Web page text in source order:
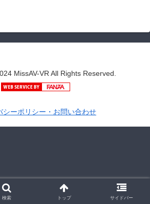
MissAV-VR All Rights Reserved.
シーポリシー・お問い合わせ
検索 トップ サイドバー